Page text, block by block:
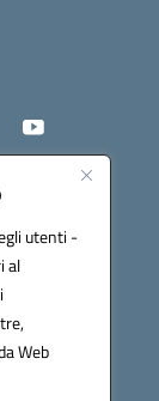
utenti -
al
Web